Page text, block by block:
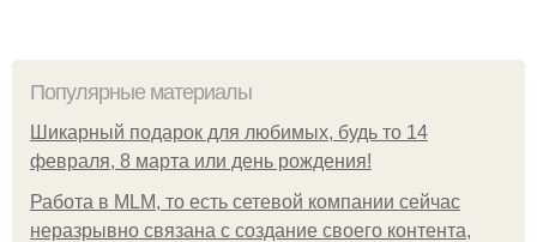
Популярные материалы
Шикарный подарок для любимых, будь то 14
февраля, 8 марта или день рождения!
Работа в MLM, то есть сетевой компании сейчас
неразрывно связана с создание своего контента,